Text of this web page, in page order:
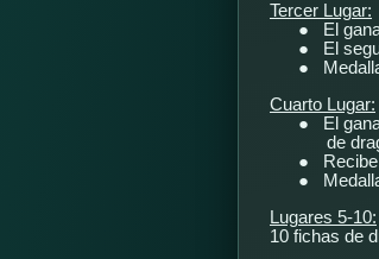
Tercer Lugar:
●
El
●
El
●
Cuarto Lugar:
●
El
de
●
●
Lugares 5-10:
10 fichas de